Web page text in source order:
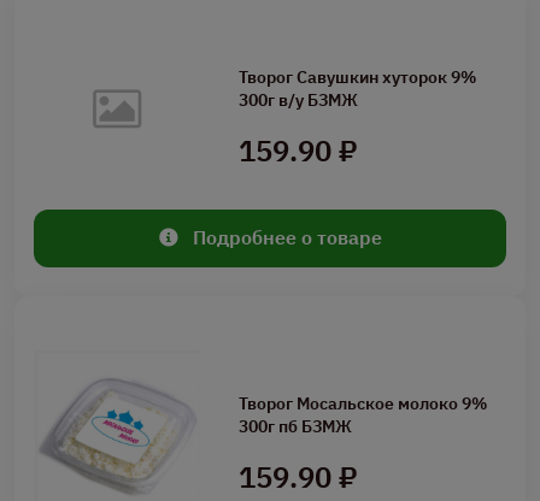
Творог Савушкин хуторок 9%
300г в/у БЗМЖ
159.90 ₽
Подробнее о товаре
Творог Мосальское молоко 9%
300г пб БЗМЖ
159.90 ₽